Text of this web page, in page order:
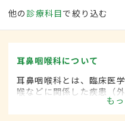
他の 診療科目で絞り込む
耳鼻咽喉科について
耳鼻咽喉科とは、臨床医
喉などに関係した疾患（
鼻炎・咽頭がん・扁桃炎
り扱います。
も